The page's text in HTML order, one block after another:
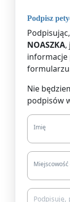
Podpisz
NOASZKA,
informacje
Nie
podpisów
Imię